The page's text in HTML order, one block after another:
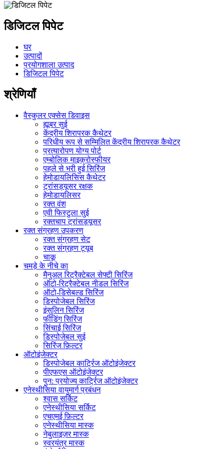
डिजिटल पिपेट
घर
उत्पादों
प्रयोगशाला उत्पाद
डिजिटल पिपेट
श्रेणियाँ
वैस्कुलर एक्सेस डिवाइस
ह्यूबर सुई
केंद्रीय शिरापरक कैथेटर
परिधीय रूप से सम्मिलित केंद्रीय शिरापरक कैथेटर
प्रत्यारोपण योग्य पोर्ट
एम्बोलिक माइक्रोस्फीयर
पहले से भरी हुई सिरिंज
हेमोडायलिसिस कैथेटर
ट्रांसड्यूसर रक्षक
हेमोडायलिसर
रक्त वंश
एवी फिस्टुला सुई
रक्तचाप ट्रांसड्यूसर
रक्त संग्रहण उपकरण
रक्त संग्रहण सेट
रक्त संग्रहण ट्यूब
चाकू
चमड़े के नीचे का
मैनुअल रिट्रैक्टेबल सेफ्टी सिरिंज
ऑटो-रिट्रैक्टेबल नीडल सिरिंज
ऑटो-डिसेबल्ड सिरिंज
डिस्पोजेबल सिरिंज
इंसुलिन सिरिंज
फीडिंग सिरिंज
सिंचाई सिरिंज
डिस्पोजेबल सुई
सिरिंज फ़िल्टर
ऑटोइंजेक्टर
डिस्पोजेबल कार्ट्रिज ऑटोइंजेक्टर
पीएफएस ऑटोइंजेक्टर
पुन: प्रयोज्य कार्ट्रिज ऑटोइंजेक्टर
एनेस्थीसिया वायुमार्ग प्रबंधन
श्वास सर्किट
एनेस्थीसिया सर्किट
एचएमई फ़िल्टर
एनेस्थीसिया मास्क
नेबुलाइज़र मास्क
स्वरयंत्र मास्क